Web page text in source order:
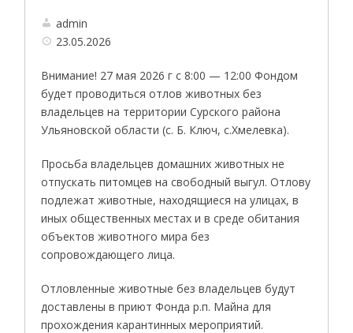
admin
23.05.2026
Внимание! 27 мая 2026 г с 8:00 — 12:00 Фондом
будет проводиться отлов животных без
владельцев на территории Сурского района
Ульяновской области (с. Б. Ключ, с.Хмелевка).
Просьба владельцев домашних животных не
отпускать питомцев на свободный выгул. Отлову
подлежат животные, находящиеся на улицах, в
иных общественных местах и в среде обитания
объектов животного мира без
сопровождающего лица.
Отловленные животные без владельцев будут
доставлены в приют Фонда р.п. Майна для
прохождения карантинных мероприятий.